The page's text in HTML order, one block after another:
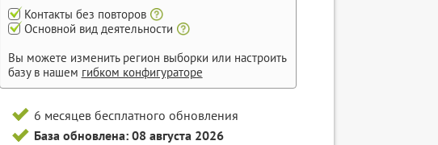
Контакты без повторов
Основной вид деятельности
Вы можете изменить регион выборки или настроить
базу в нашем гибком конфигураторе
6 месяцев бесплатного обновления
База обновлена: 08 августа 2026